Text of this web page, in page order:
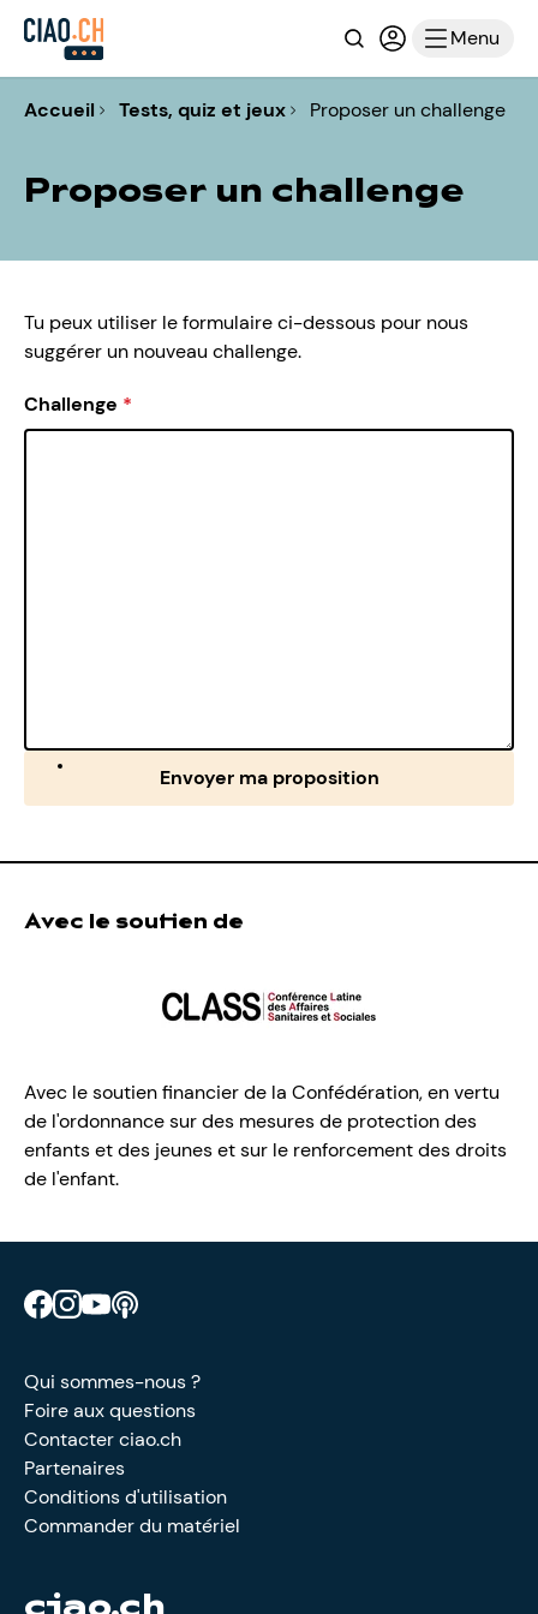
RechercheConnexion
Menu
Accueil Tests, quiz et jeux Proposer un challenge
Proposer un challenge
Tu peux utiliser le formulaire ci-dessous pour nous
suggérer un nouveau challenge.
Challenge *
Envoyer ma proposition
Avec le soutien de
Avec le soutien financier de la Confédération, en vertu
de l'ordonnance sur des mesures de protection des
enfants et des jeunes et sur le renforcement des droits
de l'enfant.
Retrouve CIAO sur Facebook
Retrouve CIAO sur Instagram
Retrouve CIAO sur YouTube
Qui sommes-nous ?
Foire aux questions
Contacter ciao.ch
Partenaires
Conditions d'utilisation
Commander du matériel